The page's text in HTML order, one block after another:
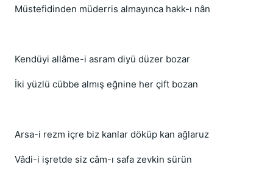
Müstefidinden müderris almayınca hakk-ı nân
Kendüyi allâme-i asram diyü düzer bozar
İki yüzlü cübbe almış eğnine her çift bozan
Arsa-i rezm içre biz kanlar döküp kan ağlaruz
Vâdi-i işretde siz câm-ı safa zevkin sürün